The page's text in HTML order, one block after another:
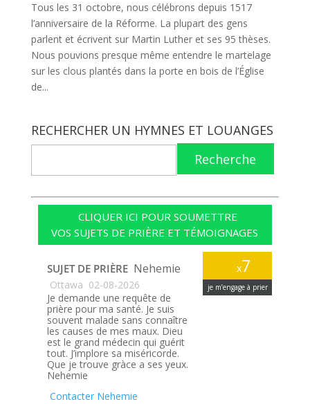
Tous les 31 octobre, nous célébrons depuis 1517
l’anniversaire de la Réforme. La plupart des gens
parlent et écrivent sur Martin Luther et ses 95 thèses.
Nous pouvions presque même entendre le martelage
sur les clous plantés dans la porte en bois de l’Église
de...
RECHERCHER UN HYMNES ET LOUANGES
Recherche
CLIQUER ICI POUR SOUMETTRE
VOS SUJETS DE PRIÈRE ET TÉMOIGNAGES
x7
je m’engage à prier
SUJET DE PRIÈRE Nehemie
Ottawa 02-08-2026
Je demande une requête de
prière pour ma santé. Je suis
souvent malade sans connaître
les causes de mes maux. Dieu
est le grand médecin qui guérit
tout. J’implore sa miséricorde.
Que je trouve gràce a ses yeux.
Nehemie
Contacter Nehemie